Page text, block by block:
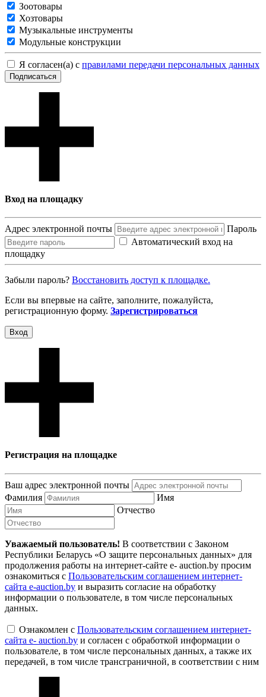
Зоотовары
Хозтовары
Музыкальные инструменты
Модульные конструкции
Я согласен(а) с правилами передачи персональных данных
Подписаться
Вход на площадку
Адрес электронной почты
Пароль
Автоматический вход на
площадку
Забыли пароль? Восcтановить доступ к площадке.
Если вы впервые на сайте, заполните, пожалуйста,
регистрационную форму. Зарегистрироваться
Вход
Регистрация на площадке
Ваш адрес электронной почты
Фамилия
Имя
Отчество
Уважаемый пользователь! В соответствии с Законом
Республики Беларусь «О защите персональных данных» для
продолжения работы на интернет-сайте e- auction.by просим
ознакомиться с Пользовательским соглашением интернет-
сайта e-auction.by и выразить согласие на обработку
информации о пользователе, в том числе персональных
данных.
Ознакомлен с Пользовательским соглашением интернет-
сайта e- auction.by и согласен с обработкой информации о
пользователе, в том числе персональных данных, а также их
передачей, в том числе трансграничной, в соответствии с ним